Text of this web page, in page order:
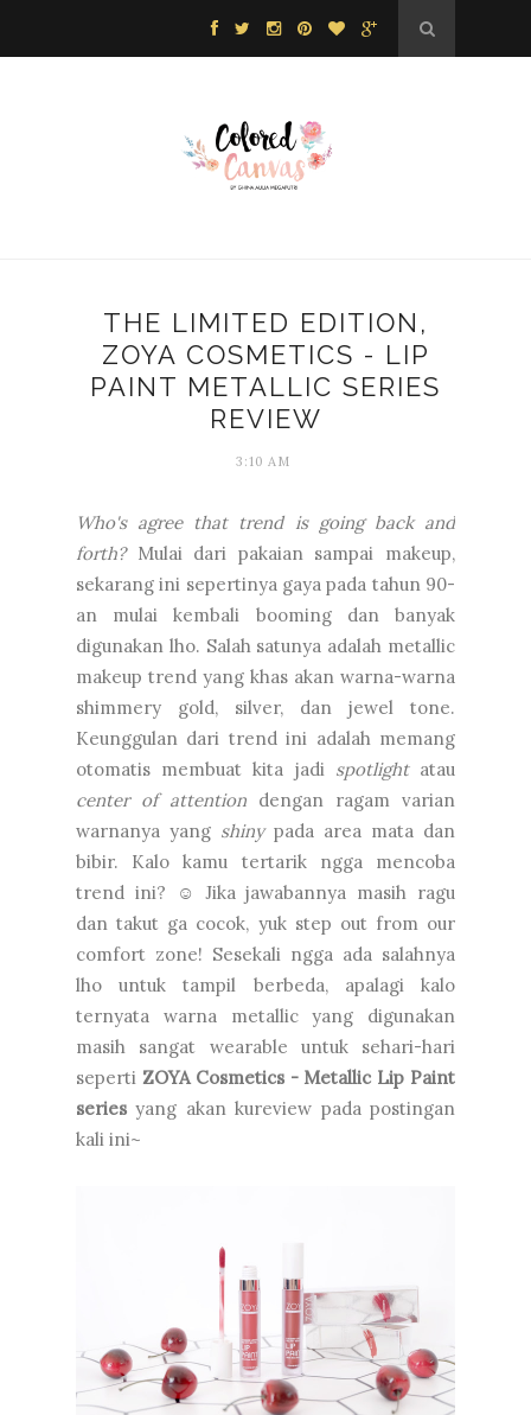
THE LIMITED EDITION,
ZOYA COSMETICS - LIP
PAINT METALLIC SERIES
REVIEW
3:10 AM
Who's agree that trend is going back and
forth?Mulai dari pakaian sampai makeup,
sekarang ini sepertinya gaya pada tahun 90-
an mulai kembali booming dan banyak
digunakan lho. Salah satunya adalah metallic
makeup trend yang khas akan warna-warna
shimmery gold, silver, dan jewel tone.
Keunggulan dari trend ini adalah memang
otomatis membuat kita jadi spotlightatau
center of attention dengan ragam varian
warnanya yang shiny pada area mata dan
bibir. Kalo kamu tertarik ngga mencoba
trend ini? ☺ Jika jawabannya masih ragu
dan takut ga cocok, yuk step out from our
comfort zone! Sesekali ngga ada salahnya
lho untuk tampil berbeda, apalagi kalo
ternyata warna metallic yang digunakan
masih sangat wearable untuk sehari-hari
seperti ZOYA Cosmetics - Metallic Lip Paint
series yang akan kureview pada postingan
kali ini~